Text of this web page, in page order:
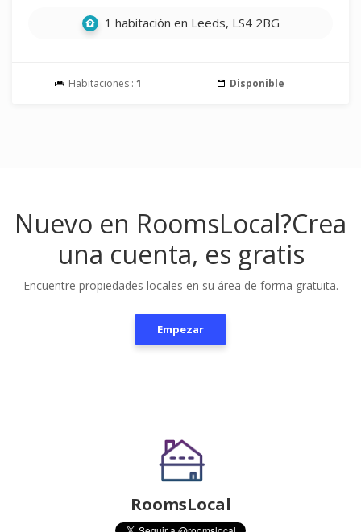
1 habitación en Leeds, LS4 2BG
Habitaciones : 1 Disponible
Nuevo en RoomsLocal?Crea
una cuenta, es gratis
Encuentre propiedades locales en su área de forma gratuita.
Empezar
RoomsLocal